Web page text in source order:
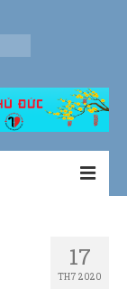
17
TH7 2020